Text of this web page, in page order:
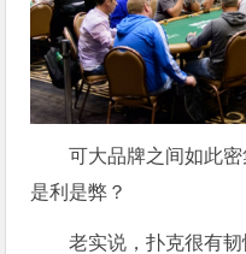
可大品牌之间如此
是利是弊？
老实说，扑克很有